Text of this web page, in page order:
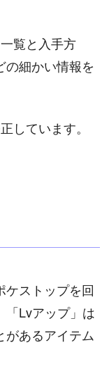
覧と入手方
の細かい情報を
しています。
ケストップを回
「Lvアップ」は
があるアイテム